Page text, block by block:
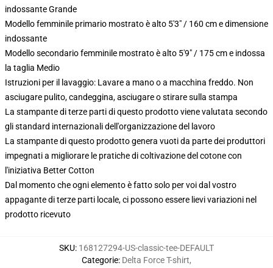
indossante Grande
Modello femminile primario mostrato è alto 5'3" / 160 cm e dimensione
indossante
Modello secondario femminile mostrato è alto 5'9" / 175 cm e indossa
la taglia Medio
Istruzioni per il lavaggio: Lavare a mano o a macchina freddo. Non
asciugare pulito, candeggina, asciugare o stirare sulla stampa
La stampante di terze parti di questo prodotto viene valutata secondo
gli standard internazionali dell'organizzazione del lavoro
La stampante di questo prodotto genera vuoti da parte dei produttori
impegnati a migliorare le pratiche di coltivazione del cotone con
l'iniziativa Better Cotton
Dal momento che ogni elemento è fatto solo per voi dal vostro
appagante di terze parti locale, ci possono essere lievi variazioni nel
prodotto ricevuto
SKU: 168127294-US-classic-tee-DEFAULT
Categorie: Delta Force T-shirt,